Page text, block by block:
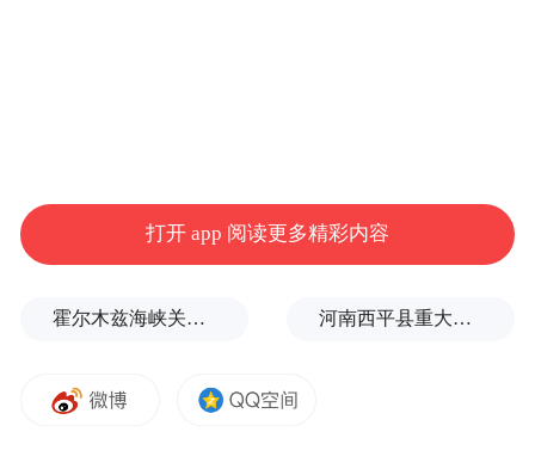
都是配一些妖怪，你比如那个《大圣归来》
的混沌。当然把妖怪配好也不容易，是要下
色的塑造，配音有一种特殊的魅力，这种魅
在观众面前，保持神秘感，如果站到台前
打开 app 阅读更多精彩内容
霍尔木兹海峡关闭致伊拉克石油出口骤降75% 河南西平县重大刑案嫌疑人落网，在一片玉米地里被抓